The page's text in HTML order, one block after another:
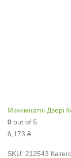
Міжкімнатні
0 out of 5
6,173 ₴
SKU: 212543